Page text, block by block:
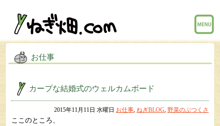
menu
お仕事
カープな結婚式のウェルカムボード
2015年11月11日 水曜日 お仕事, ねぎBLOG, 野菜のぶつくさ
ここのところ、